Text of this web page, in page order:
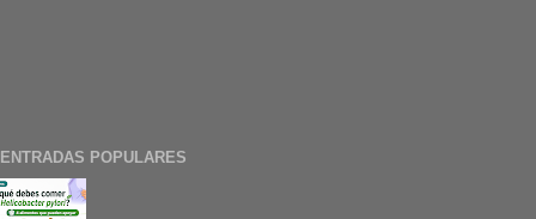
ENTRADAS POPULARES